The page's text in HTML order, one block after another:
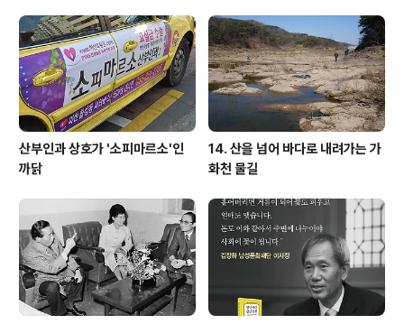
산부인과 상호가 '소피마르소'인
까닭
14. 산을 넘어 바다로 내려가는 가
화천 물길